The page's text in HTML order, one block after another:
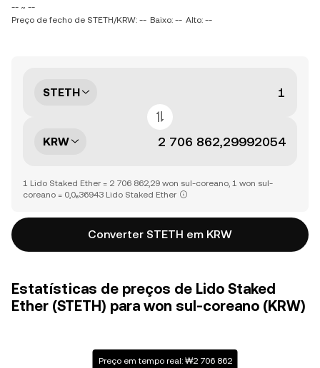
-- ~ --
Preço de fecho de STETH/KRW: -- Baixo: -- Alto: --
STETH
KRW
1 Lido Staked Ether = 2 706 862,29 won sul-coreano, 1 won sul-
coreano = 0,0₆36943 Lido Staked Ether
Converter STETH em KRW
Estatísticas de preços de Lido Staked
Ether (STETH) para won sul-coreano (KRW)
Preço em tempo real: ₩2 706 862